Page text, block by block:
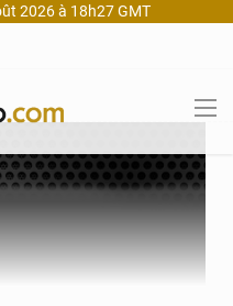
2026 à 18h27 GMT